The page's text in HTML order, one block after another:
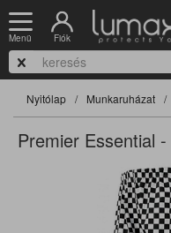
Menü Fiók
Nyitólap Munkaruházat
Premier Essential